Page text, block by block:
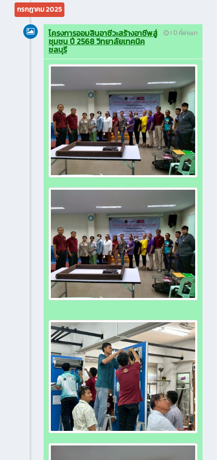
กรกฎาคม 2025
1 ปี ที่ผ่านมา
โครงการออมสินอาชีวะสร้างอาชีพสู่
ชุมชน ปี 2568 วิทยาลัยเทคนิค
ชลบุรี